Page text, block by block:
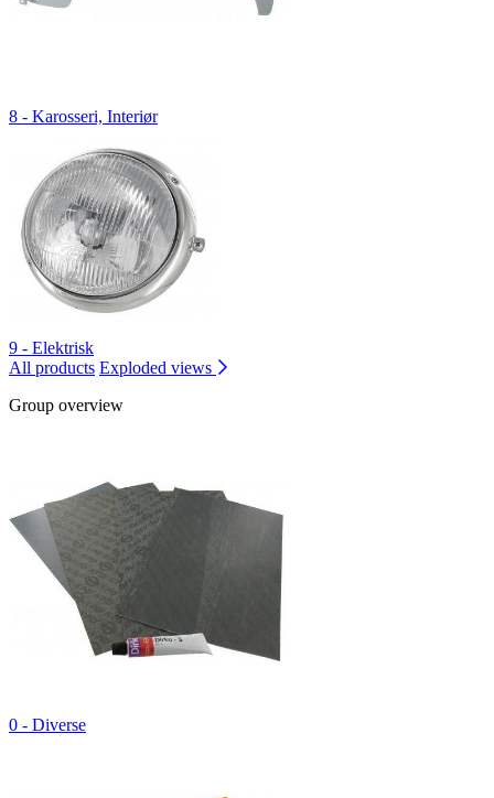
8 - Karosseri, Interiør
9 - Elektrisk
All products Exploded views
Group overview
0 - Diverse